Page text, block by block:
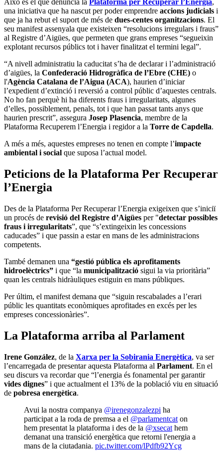
Això és el que denuncia la Plataforma per Recuperar l’Energia,
una iniciativa que ha nascut per poder emprendre accions judicials i
que ja ha rebut el suport de més de dues-centes organitzacions. El
seu manifest assenyala que existeixen “resolucions irregulars i fraus”
al Registre d’Aigües, que permeten que grans empreses “segueixin
explotant recursos públics tot i haver finalitzat el termini legal”.
“A nivell administratiu la caducitat s’ha de declarar i l’administració
d’aigües, la Confederació Hidrogràfica de l’Ebre (CHE) o
l'Agència Catalana de l’Aigua (ACA), haurien d’iniciar
l’expedient d’extinció i reversió a control públic d’aquestes centrals.
No ho fan perquè hi ha diferents fraus i irregularitats, algunes
d’elles, possiblement, penals, tot i que han passat tants anys que
haurien prescrit”, assegura Josep Plasencia, membre de la
Plataforma Recuperem l’Energia i regidor a la Torre de Capdella.
A més a més, aquestes empreses no tenen en compte l’impacte
ambiental i social que suposa l’actual model.
Peticions de la Plataforma Per Recuperar
l’Energia
Des de la Plataforma Per Recuperar l’Energia exigeixen que s’iniciï
un procés de revisió del Registre d’Aigües per "detectar possibles
fraus i irregularitats”, que “s’extingeixin les concessions
caducades” i que passin a estar en mans de les administracions
competents.
També demanen una “gestió pública els aprofitaments
hidroelèctrics” i que “la municipalització sigui la via prioritària”
quan les centrals hidràuliques estiguin en mans públiques.
Per últim, el manifest demana que “siguin rescabalades a l’erari
públic les quantitats econòmiques aprofitades en excés per les
empreses concessionàries”.
La Plataforma arriba al Parlament
Irene González, de la Xarxa per la Sobirania Energètica, va ser
l’encarregada de presentar aquesta Plataforma al Parlament. En el
seu discurs va recordar que “l’energia és fonamental per garantir
vides dignes” i que actualment el 13% de la població viu en situació
de pobresa energètica.
Avui la nostra companya @irenegonzalezpi ha
participat a la roda de premsa a el @parlamentcat on
hem presentat la plataforma i des de la @xsecat hem
demanat una transició energètica que retorni l'energia a
mans de la ciutadania. pic.twitter.com/lPdfb92Ycg